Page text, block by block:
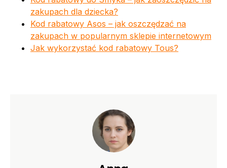
zakupach dla dziecka?
Kod rabatowy Asos – jak oszczędzać na
zakupach w popularnym sklepie internetowym
Jak wykorzystać kod rabatowy Tous?